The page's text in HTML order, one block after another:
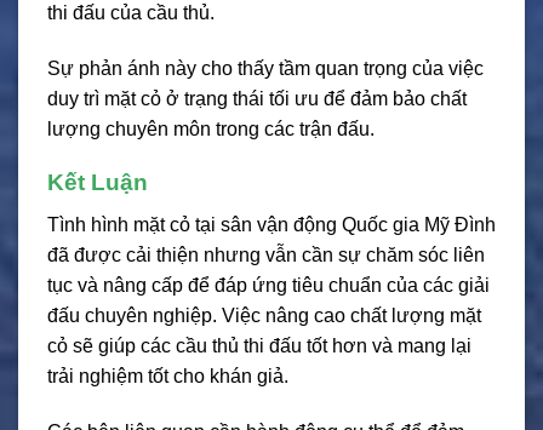
thi đấu của cầu thủ.
Sự phản ánh này cho thấy tầm quan trọng của việc
duy trì mặt cỏ ở trạng thái tối ưu để đảm bảo chất
lượng chuyên môn trong các trận đấu.
Kết Luận
Tình hình mặt cỏ tại sân vận động Quốc gia Mỹ Đình
đã được cải thiện nhưng vẫn cần sự chăm sóc liên
tục và nâng cấp để đáp ứng tiêu chuẩn của các giải
đấu chuyên nghiệp. Việc nâng cao chất lượng mặt
cỏ sẽ giúp các cầu thủ thi đấu tốt hơn và mang lại
trải nghiệm tốt cho khán giả.